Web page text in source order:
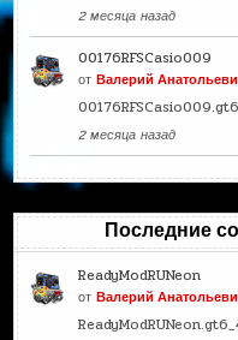
2 месяца назад
00176RFSCasio009
отВалерий
2 месяца назад
Последние
ReadyModRUNeon
отВалерий